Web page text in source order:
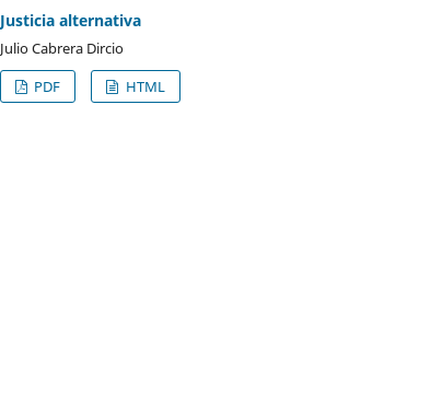
Justicia alternativa
Julio Cabrera Dircio
PDF
HTML